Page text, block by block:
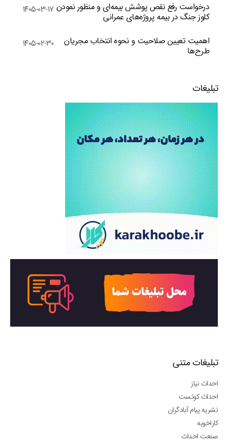
درخواست رفع نقص پوشش بیمه‌ای و منظور نمودن
کلوز جنگ در بیمه پروژه‌های عمرانی
۱۴۰۵-۰۳-۱۷
اهمیت تعیین صلاحیت و نحوه انتخاب مجریان
طرح‌ها
۱۴۰۵-۰۲-۳۰
تبلیغات
تبلیغات متنی
احداث نیاز
احداث کوئست
نشریه پیام آبادگران
کاراخوبه
صنعت احداث